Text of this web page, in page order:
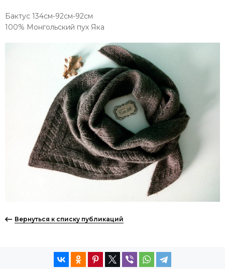
Бактус 134см-92см-92см
100% Монгольский пух Яка
Вернуться к списку публикаций